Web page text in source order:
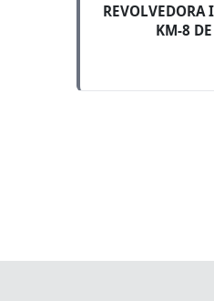
REVOLVEDORA
KM-8